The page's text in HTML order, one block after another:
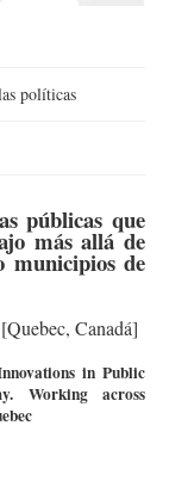
políticas
públicas que
más allá de
municipios de
[Quebec, Canadá]
in Public
Working across